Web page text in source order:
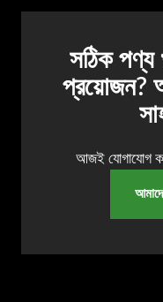
সঠিক পণ্য
প্রয়োজন?
আজই যোগাযোগ